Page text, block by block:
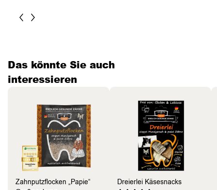
Das könnte Sie auch
interessieren
Zahnputzflocken „Papie“
Dreierlei Käsesnacks